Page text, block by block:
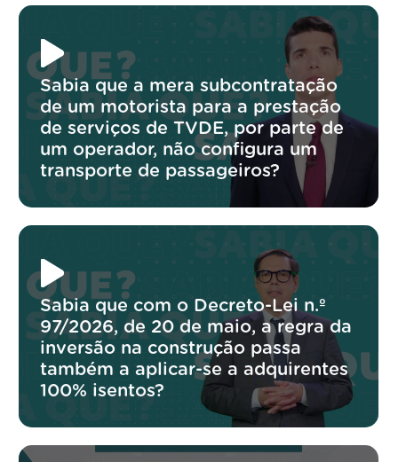
Sabia que a mera subcontratação
de um motorista para a prestação
de serviços de TVDE, por parte de
um operador, não configura um
transporte de passageiros?
Sabia que com o Decreto-Lei n.º
97/2026, de 20 de maio, a regra da
inversão na construção passa
também a aplicar-se a adquirentes
100% isentos?